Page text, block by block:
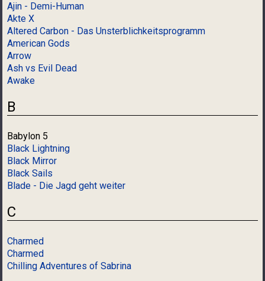
Ajin - Demi-Human
Akte X
Altered Carbon - Das Unsterblichkeitsprogramm
American Gods
Arrow
Ash vs Evil Dead
Awake
B
Babylon 5
Black Lightning
Black Mirror
Black Sails
Blade - Die Jagd geht weiter
C
Charmed
Charmed
Chilling Adventures of Sabrina